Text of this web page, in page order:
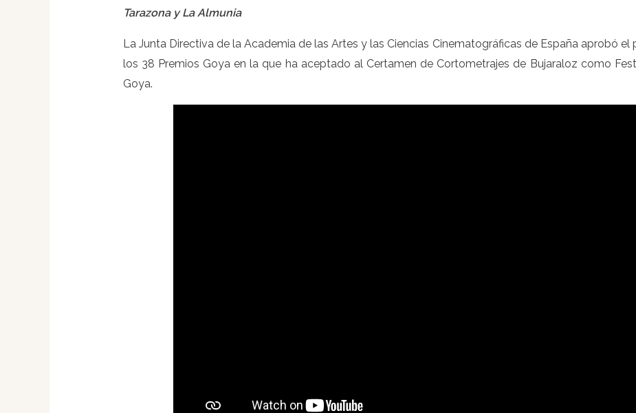
Tarazona y La Almunia
La Junta Directiva de la Academia de las Artes y las Ciencias Cinematográficas de España aprobó
los 38 Premios Goya en la que ha aceptado al Certamen de Cortometrajes de Bujaraloz como
Goya.